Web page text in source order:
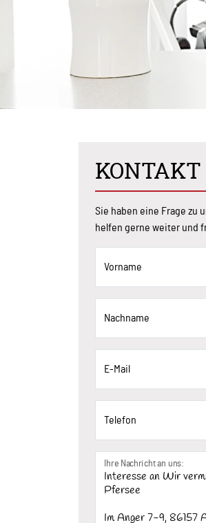
KONTAKT
Sie haben eine Frage zu
helfen gerne weiter und
Vorname
Nachname
E-Mail
Telefon
Ihre Nachricht an uns: